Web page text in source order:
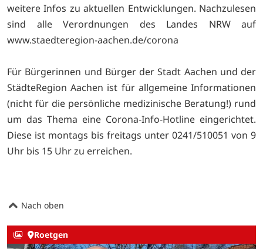
weitere Infos zu aktuellen Entwicklungen. Nachzulesen
sind alle Verordnungen des Landes NRW auf
www.staedteregion-aachen.de/corona
Für Bürgerinnen und Bürger der Stadt Aachen und der
StädteRegion Aachen ist für allgemeine Informationen
(nicht für die persönliche medizinische Beratung!) rund
um das Thema eine Corona-Info-Hotline eingerichtet.
Diese ist montags bis freitags unter 0241/510051 von 9
Uhr bis 15 Uhr zu erreichen.
Nach oben
Roetgen